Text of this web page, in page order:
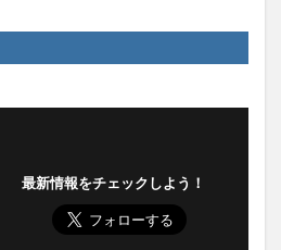
最新情報をチェックしよう！